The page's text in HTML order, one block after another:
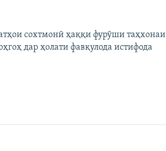
сохтмонӣ ҳаққи фурӯши таҳхонаи
дар ҳолати фавқулода истифода